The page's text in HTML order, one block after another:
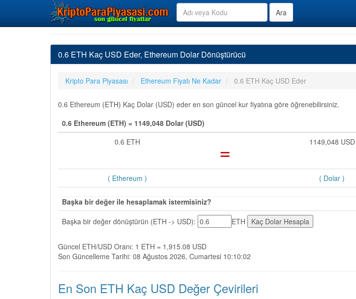
0.6 ETH Kaç USD Eder, Ethereum Dolar Dönüştürücü
Kripto Para Piyasası Ethereum Fiyatı Ne Kadar 0.6 ETH Kaç USD Eder
0.6 Ethereum (ETH) Kaç Dolar (USD) eder en son güncel kur fiyatına göre öğrenebilirsiniz.
0.6 Ethereum (ETH) = 1149,048 Dolar (USD)
0.6 ETH
= 1149,048 USD
( Ethereum ) ( Dolar )
Başka bir değer ile hesaplamak istermisiniz?
Başka bir değer dönüştürün (ETH -> USD):
ETH
Güncel ETH/USD Oranı: 1 ETH = 1,915.08 USD
Son Güncelleme Tarihi: 08 Ağustos 2026, Cumartesi 10:10:02
En Son ETH Kaç USD Değer Çevirileri